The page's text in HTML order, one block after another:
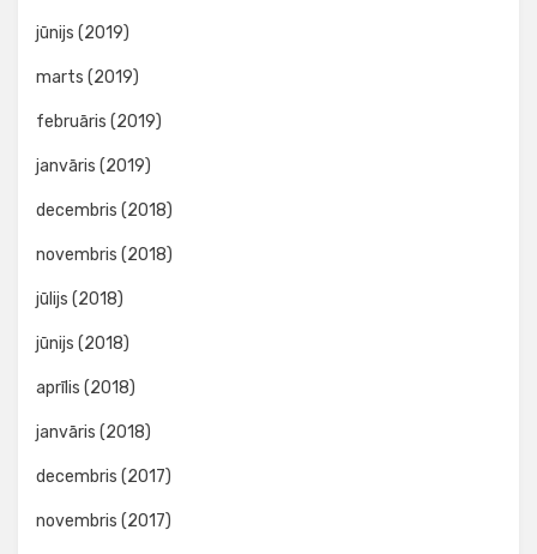
jūnijs (2019)
marts (2019)
februāris (2019)
janvāris (2019)
decembris (2018)
novembris (2018)
jūlijs (2018)
jūnijs (2018)
aprīlis (2018)
janvāris (2018)
decembris (2017)
novembris (2017)